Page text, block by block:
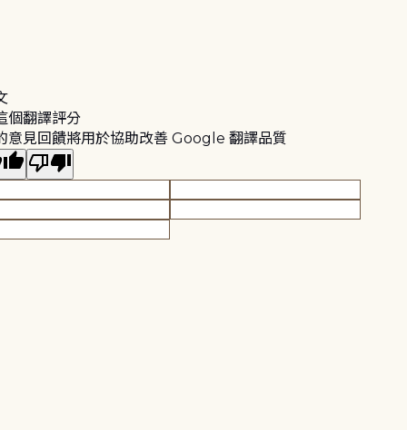
個翻譯評分
意見回饋將用於協助改善 Google 翻譯品質